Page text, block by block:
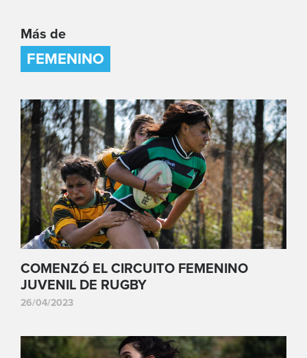
Más de
FEMENINO
COMENZÓ EL CIRCUITO FEMENINO
JUVENIL DE RUGBY
26/04/2023